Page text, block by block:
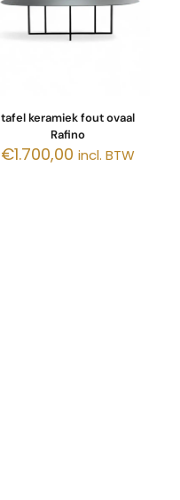
tafel keramiek fout ovaal
Rafino
€1.700,00 incl. BTW